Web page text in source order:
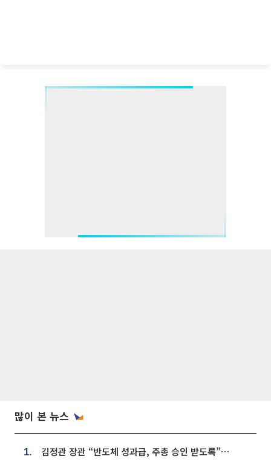
많이 본 뉴스
1. 김정관 장관 “반도체 성과급, 주총 승인 받도록”…상법·자본시장법 개정 시사